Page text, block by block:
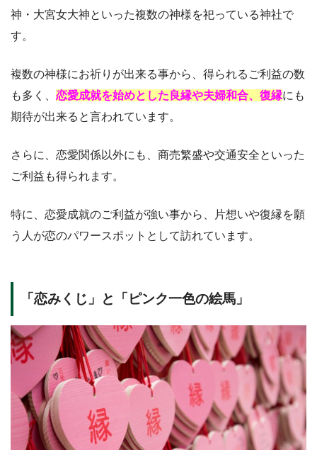
神・大宮女大神といった複数の神様を祀っている神社で
す。
複数の神様にお祈りが出来る事から、得られるご利益の数
も多く、 恋愛成就を始めとした良縁や夫婦和合、復縁にも
期待が出来ると言われています。
さらに、恋愛関係以外にも、商売繁盛や交通安全といった
ご利益も得られます。
特に、恋愛成就のご利益が強い事から、片想いや復縁を願
う人が恋のパワースポットとして訪れています。
「恋みくじ」と「ピンク一色の絵馬」